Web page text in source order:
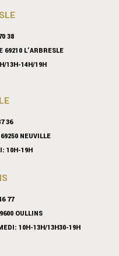
38
69210 L’ARBRESLE
13H-14H/19H
36
NEUVILLE
10H-19H
77
OULLINS
10H-13H/13H30-19H